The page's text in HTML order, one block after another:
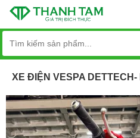
XE ĐIỆN VESPA DETTECH-